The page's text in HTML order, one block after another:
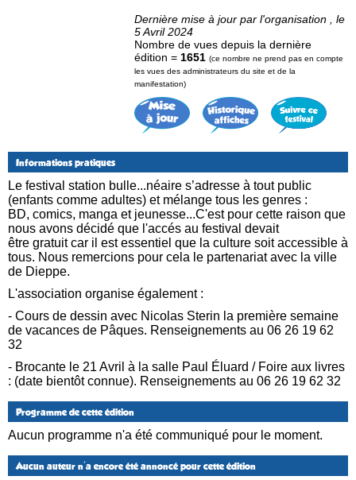
Dernière mise à jour par l'organisation , le
5 Avril 2024
Nombre de vues depuis la dernière
édition = 1651 (ce nombre ne prend pas en compte
les vues des administrateurs du site et de la
manifestation)
Informations pratiques
Le festival station bulle...néaire s’adresse à tout public
(enfants comme adultes) et mélange tous les genres :
BD, comics, manga et jeunesse...C'est pour cette raison que
nous avons décidé que l'accés au festival devait
être gratuit car il est essentiel que la culture soit accessible à
tous. Nous remercions pour cela le partenariat avec la ville
de Dieppe.
L'association organise également :
- Cours de dessin avec Nicolas Sterin la première semaine
de vacances de Pâques. Renseignements au 06 26 19 62
32
- Brocante le 21 Avril à la salle Paul Éluard / Foire aux livres
: (date bientôt connue). Renseignements au 06 26 19 62 32
Programme de cette édition
Aucun programme n'a été communiqué pour le moment.
Aucun auteur n'a encore été annoncé pour cette édition